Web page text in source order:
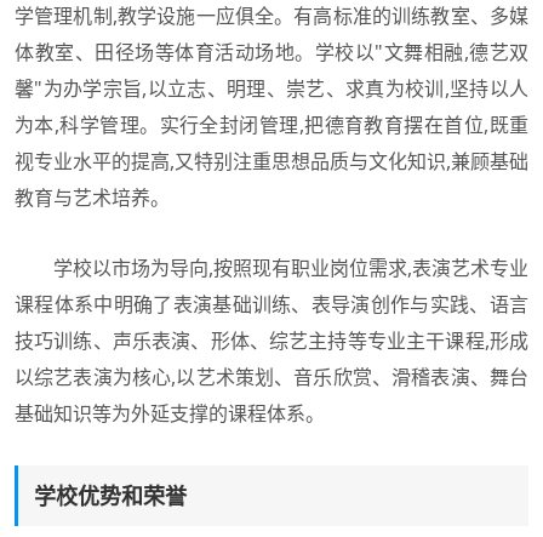
学管理机制,教学设施一应俱全。有高标准的训练教室、多媒
体教室、田径场等体育活动场地。学校以"文舞相融,德艺双
馨"为办学宗旨,以立志、明理、崇艺、求真为校训,坚持以人
为本,科学管理。实行全封闭管理,把德育教育摆在首位,既重
视专业水平的提高,又特别注重思想品质与文化知识,兼顾基础
教育与艺术培养。
学校以市场为导向,按照现有职业岗位需求,表演艺术专业
课程体系中明确了表演基础训练、表导演创作与实践、语言
技巧训练、声乐表演、形体、综艺主持等专业主干课程,形成
以综艺表演为核心,以艺术策划、音乐欣赏、滑稽表演、舞台
基础知识等为外延支撑的课程体系。
学校优势和荣誉